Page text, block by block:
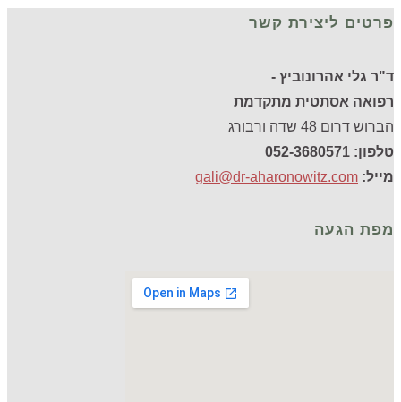
פרטים ליצירת קשר
ד"ר גלי אהרונוביץ -
רפואה אסתטית מתקדמת
הברוש דרום 48 שדה ורבורג
טלפון: 052-3680571
מייל: gali@dr-aharonowitz.com
מפת הגעה